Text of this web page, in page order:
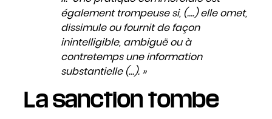
également trompeuse si, (….) elle omet,
dissimule ou fournit de façon
inintelligible, ambiguë ou à
contretemps une information
substantielle (…). »
La sanction tombe